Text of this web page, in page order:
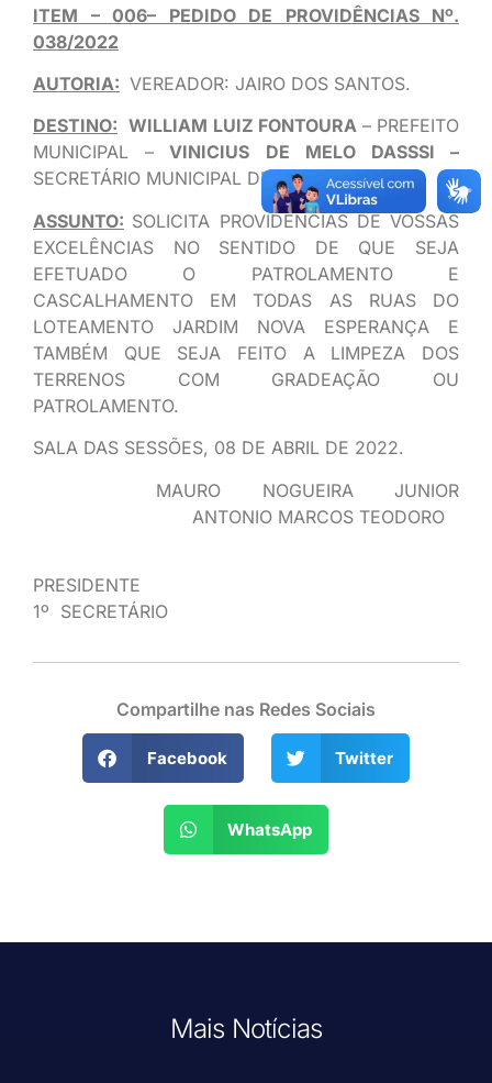
ITEM – 006– PEDIDO DE PROVIDÊNCIAS Nº.
038/2022
AUTORIA: VEREADOR: JAIRO DOS SANTOS.
DESTINO: WILLIAM LUIZ FONTOURA– PREFEITO
MUNICIPAL – VINICIUS DE MELO DASSSI –
SECRETÁRIO MUNICIPAL DE OBRAS.
ASSUNTO: SOLICITA PROVIDÊNCIAS DE VOSSAS
EXCELÊNCIAS NO SENTIDO DE QUE SEJA
EFETUADO O PATROLAMENTO E
CASCALHAMENTO EM TODAS AS RUAS DO
LOTEAMENTO JARDIM NOVA ESPERANÇA E
TAMBÉM QUE SEJA FEITO A LIMPEZA DOS
TERRENOS COM GRADEAÇÃO OU
PATROLAMENTO.
SALA DAS SESSÕES, 08 DE ABRIL DE 2022.
MAURO NOGUEIRA JUNIOR
ANTONIO MARCOS TEODORO
PRESIDENTE
1º SECRETÁRIO
Compartilhe nas Redes Sociais
Facebook Twitter
WhatsApp
Mais Notícias